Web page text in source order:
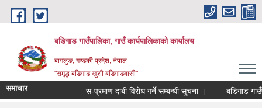
Skip to main content
बडिगाड गाउँपालिका, गाउँ कार्यपालिकाको कार्यालय
बागलुङ, गण्डकी प्रदेश, नेपाल
"समृद्ध बडिगाड खुशी बडिगाडवासी"
समाचार स-प्रमाण दाबी विरोध गर्ने सम्बन्धी सूचना । बडिगाड